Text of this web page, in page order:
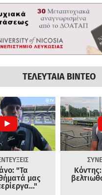
ΤΕΛΕΥΤΑΙΑ ΒΙΝΤΕΟ
"Τα
μας